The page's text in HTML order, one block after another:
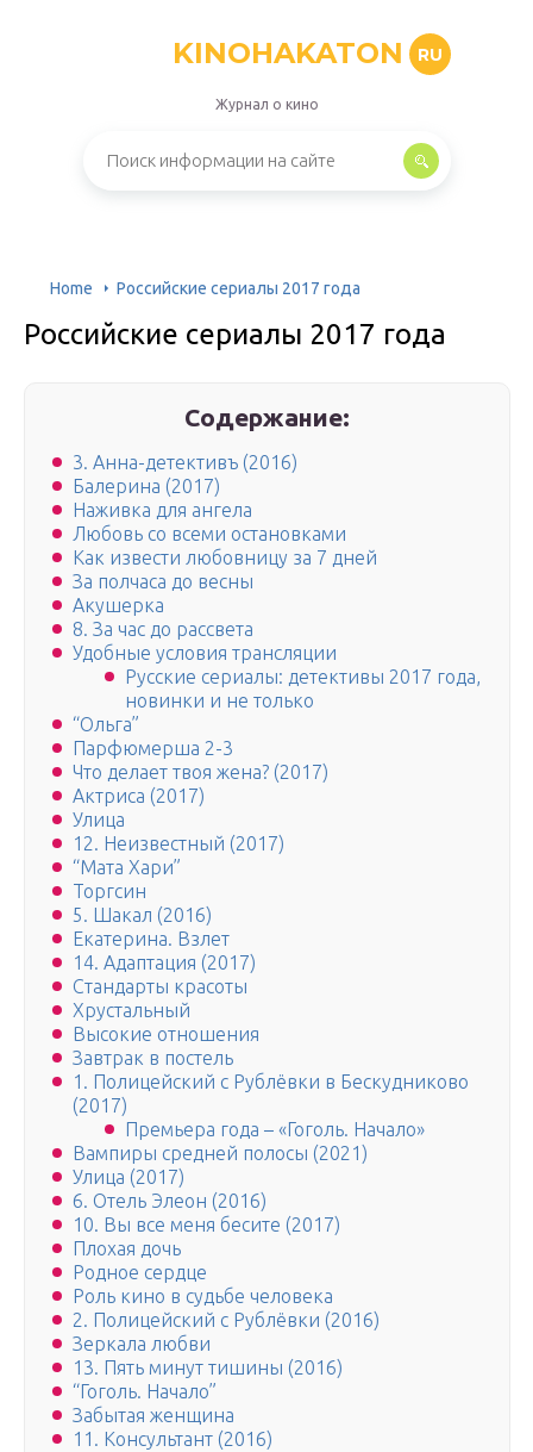
KINOHAKATON RU
Журнал о кино
Home Российские сериалы 2017 года
Российские сериалы 2017 года
Содержание:
3. Анна-детективъ (2016)
Балерина (2017)
Наживка для ангела
Любовь со всеми остановками
Как извести любовницу за 7 дней
За полчаса до весны
Акушерка
8. За час до рассвета
Удобные условия трансляции
Русские сериалы: детективы 2017 года,
новинки и не только
“Ольга”
Парфюмерша 2-3
Что делает твоя жена? (2017)
Актриса (2017)
Улица
12. Неизвестный (2017)
“Мата Хари”
Торгсин
5. Шакал (2016)
Екатерина. Взлет
14. Адаптация (2017)
Стандарты красоты
Хрустальный
Высокие отношения
Завтрак в постель
1. Полицейский с Рублёвки в Бескудниково
(2017)
Премьера года – «Гоголь. Начало»
Вампиры средней полосы (2021)
Улица (2017)
6. Отель Элеон (2016)
10. Вы все меня бесите (2017)
Плохая дочь
Родное сердце
Роль кино в судьбе человека
2. Полицейский с Рублёвки (2016)
Зеркала любви
13. Пять минут тишины (2016)
“Гоголь. Начало”
Забытая женщина
11. Консультант (2016)